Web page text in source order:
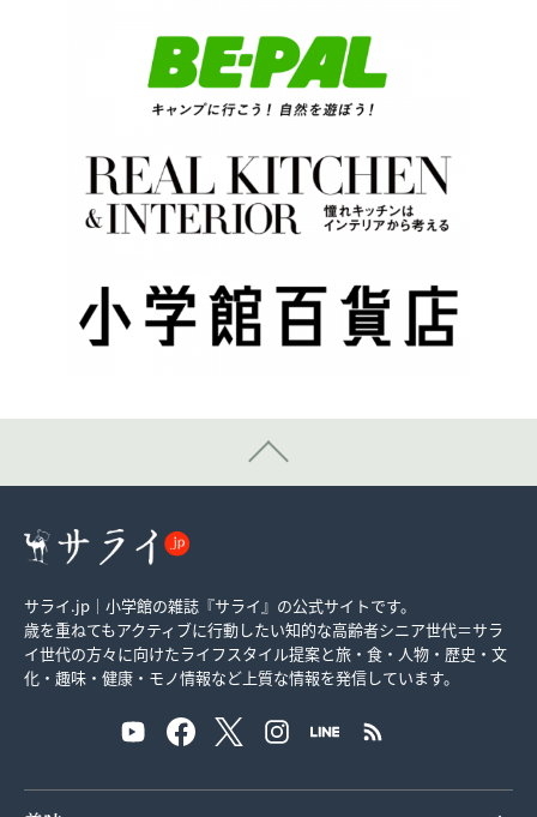
サライ.jp｜小学館の雑誌『サライ』の公式サイトです。
歳を重ねてもアクティブに行動したい知的な高齢者シニア世代＝サラ
イ世代の方々に向けたライフスタイル提案と旅・食・人物・歴史・文
化・趣味・健康・モノ情報など上質な情報を発信しています。